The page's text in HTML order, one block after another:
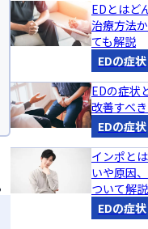
EDとはど
治療方法
ても解説
EDの症状
EDの症状
改善すべ
EDの症状
インポと
いや原因
ついて解説
EDの症状